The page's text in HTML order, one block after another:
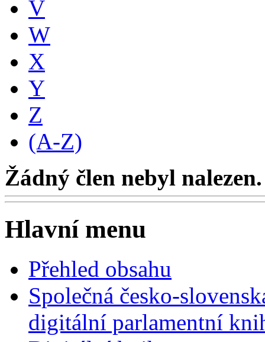
V
W
X
Y
Z
(A-Z)
Žádný člen nebyl nalezen.
Hlavní menu
Přehled obsahu
Společná česko-
digitální parlamentní